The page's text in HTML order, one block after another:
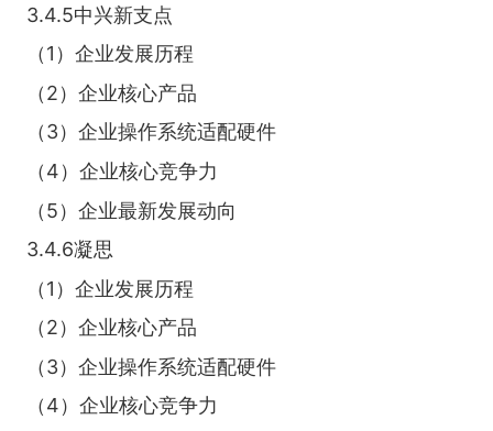
3.4.5中兴新支点
（1）企业发展历程
（2）企业核心产品
（3）企业操作系统适配硬件
（4）企业核心竞争力
（5）企业最新发展动向
3.4.6凝思
（1）企业发展历程
（2）企业核心产品
（3）企业操作系统适配硬件
（4）企业核心竞争力